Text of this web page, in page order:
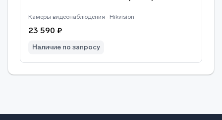
Камеры видеонаблюдения · Hikvision
23 590 ₽
Наличие по запросу